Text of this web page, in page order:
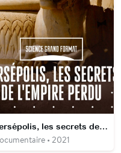
Persépolis, les secrets de l'empire perdu
• 2021